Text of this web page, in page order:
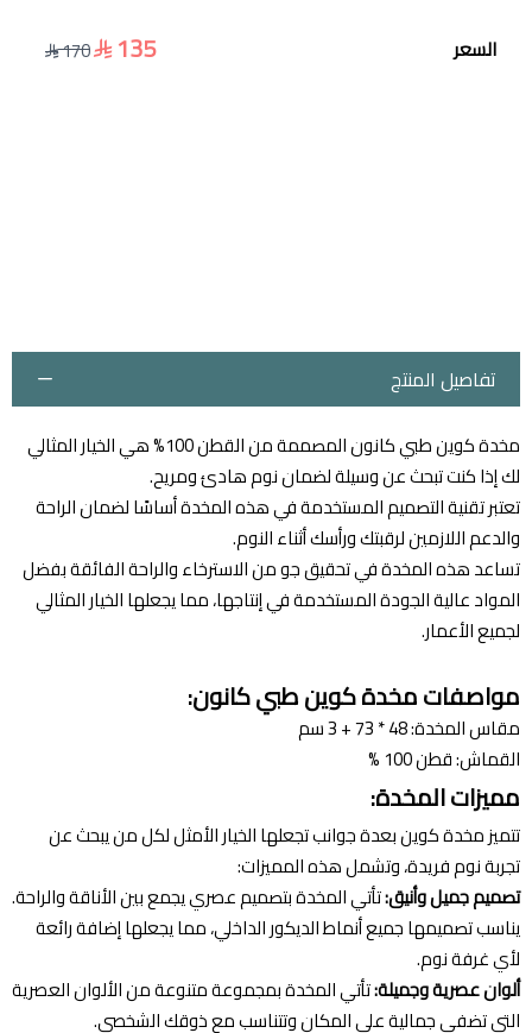
السعر 135
170
تفاصيل المنتج
مخدة كوين طبي كانون المصممة من القطن 100% هي الخيار المثالي
لك إذا كنت تبحث عن وسيلة لضمان نوم هادئ ومريح.
تعتبر تقنية التصميم المستخدمة في هذه المخدة أساسًا لضمان الراحة
والدعم اللازمين لرقبتك ورأسك أثناء النوم.
تساعد هذه المخدة في تحقيق جو من الاسترخاء والراحة الفائقة بفضل
المواد عالية الجودة المستخدمة في إنتاجها، مما يجعلها الخيار المثالي
لجميع الأعمار.
مواصفات مخدة كوين طبي كانون:
مقاس المخدة: 48 * 73 + 3 سم
القماش: قطن 100 %
مميزات المخدة:
تتميز مخدة كوين بعدة جوانب تجعلها الخيار الأمثل لكل من يبحث عن
تجربة نوم فريدة، وتشمل هذه المميزات:
تصميم جميل وأنيق:تأتي المخدة بتصميم عصري يجمع بين الأناقة والراحة.
يناسب تصميمها جميع أنماط الديكور الداخلي، مما يجعلها إضافة رائعة
لأي غرفة نوم.
ألوان عصرية وجميلة:تأتي المخدة بمجموعة متنوعة من الألوان العصرية
التي تضفي جمالية على المكان وتتناسب مع ذوقك الشخصي.